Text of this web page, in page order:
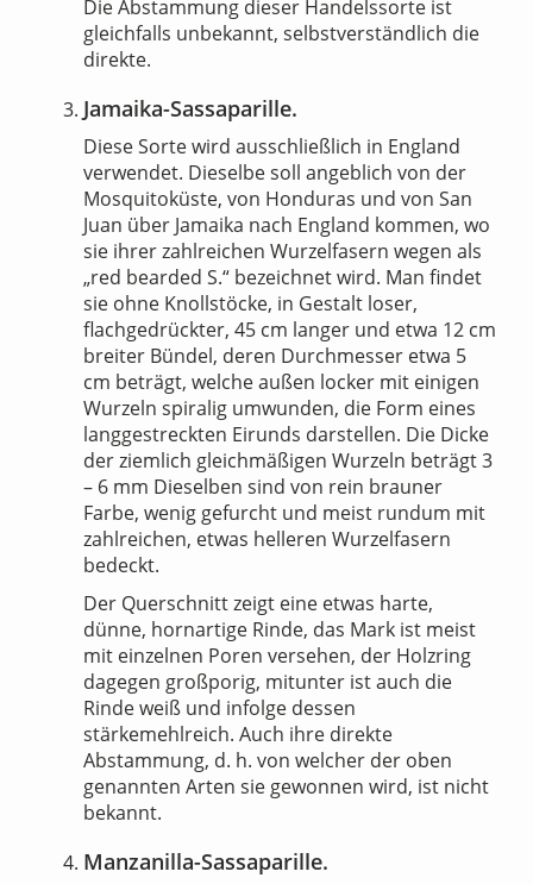
Die Abstammung dieser Handelssorte ist
gleichfalls unbekannt, selbstverständlich die
direkte.
Jamaika-Sassaparille.
Diese Sorte wird ausschließlich in England
verwendet. Dieselbe soll angeblich von der
Mosquitoküste, von Honduras und von San
Juan über Jamaika nach England kommen, wo
sie ihrer zahlreichen Wurzelfasern wegen als
„red bearded S.“ bezeichnet wird. Man findet
sie ohne Knollstöcke, in Gestalt loser,
flachgedrückter, 45 cm langer und etwa 12 cm
breiter Bündel, deren Durchmesser etwa 5
cm beträgt, welche außen locker mit einigen
Wurzeln spiralig umwunden, die Form eines
langgestreckten Eirunds darstellen. Die Dicke
der ziemlich gleichmäßigen Wurzeln beträgt 3
– 6 mm Dieselben sind von rein brauner
Farbe, wenig gefurcht und meist rundum mit
zahlreichen, etwas helleren Wurzelfasern
bedeckt.
Der Querschnitt zeigt eine etwas harte,
dünne, hornartige Rinde, das Mark ist meist
mit einzelnen Poren versehen, der Holzring
dagegen großporig, mitunter ist auch die
Rinde weiß und infolge dessen
stärkemehlreich. Auch ihre direkte
Abstammung, d. h. von welcher der oben
genannten Arten sie gewonnen wird, ist nicht
bekannt.
Manzanilla-Sassaparille.